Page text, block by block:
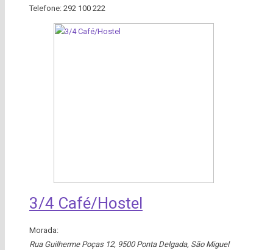
Telefone: 292 100 222
3/4 Café/Hostel
Morada:
Rua Guilherme Poças 12, 9500 Ponta Delgada, São Miguel